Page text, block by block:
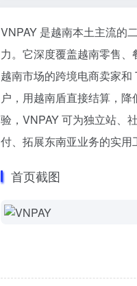
VNPAY 是越南本土主流的
力。它深度覆盖越南零售
越南市场的跨境电商卖家
户，用越南盾直接结算，
验，VNPAY 可为独立站、
付、拓展东南亚业务的实用
首页截图